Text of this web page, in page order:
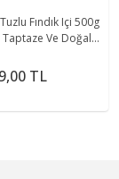
Tuzlu Fındık Içi 500g
Ve Doğal
TL